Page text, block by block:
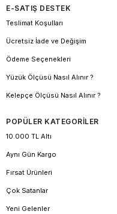
E-SATIŞ DESTEK
Teslimat Koşulları
Ücretsiz İade ve Değişim
Ödeme Seçenekleri
Yüzük Ölçüsü Nasıl Alınır ?
Kelepçe Ölçüsü Nasıl Alınır ?
POPÜLER KATEGORİLER
10.000 TL Altı
Aynı Gün Kargo
Fırsat Ürünleri
Çok Satanlar
Yeni Gelenler